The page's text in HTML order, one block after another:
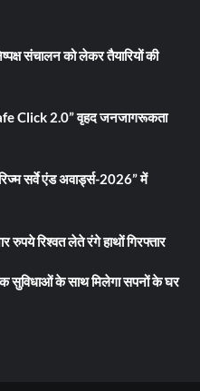
संचालन को लेकर तैयारियों की
Click 2.0” वृहद जनजागरूकता
सर्वे एंड अवार्ड्स-2026” में
रुपये रिश्वत लेते रंगे हाथों गिरफ्तार
सुविधाओं के साथ मिलेगा सपनों के घर